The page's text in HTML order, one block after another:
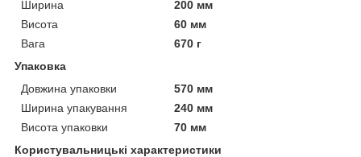
Ширина
200 мм
Висота
60 мм
Вага
670 г
Упаковка
Довжина упаковки
570 мм
Ширина упакування
240 мм
Висота упаковки
70 мм
Користувальницькі характеристики